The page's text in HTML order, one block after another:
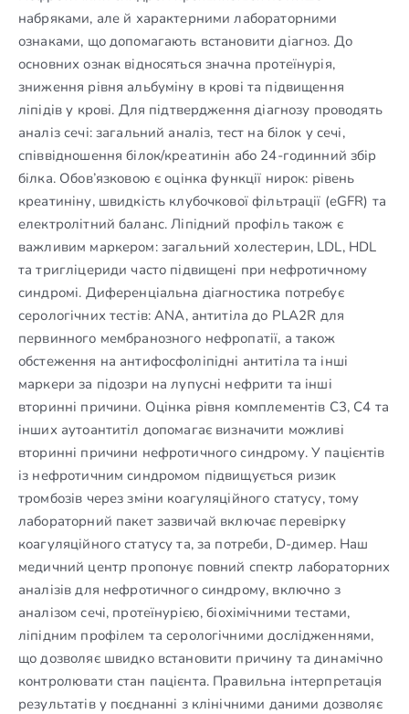
набряками, але й характерними лабораторними
ознаками, що допомагають встановити діагноз. До
основних ознак відносяться значна протеїнурія,
зниження рівня альбуміну в крові та підвищення
ліпідів у крові. Для підтвердження діагнозу проводять
аналіз сечі: загальний аналіз, тест на білок у сечі,
співвідношення білок/креатинін або 24-годинний збір
білка. Обов’язковою є оцінка функції нирок: рівень
креатиніну, швидкість клубочкової фільтрації (eGFR) та
електролітний баланс. Ліпідний профіль також є
важливим маркером: загальний холестерин, LDL, HDL
та тригліцериди часто підвищені при нефротичному
синдромі. Диференціальна діагностика потребує
серологічних тестів: ANA, антитіла до PLA2R для
первинного мембранозного нефропатії, а також
обстеження на антифосфоліпідні антитіла та інші
маркери за підозри на лупусні нефрити та інші
вторинні причини. Оцінка рівня комплементів C3, C4 та
інших аутоантитіл допомагає визначити можливі
вторинні причини нефротичного синдрому. У пацієнтів
із нефротичним синдромом підвищується ризик
тромбозів через зміни коагуляційного статусу, тому
лабораторний пакет зазвичай включає перевірку
коагуляційного статусу та, за потреби, D-димер. Наш
медичний центр пропонує повний спектр лабораторних
аналізів для нефротичного синдрому, включно з
аналізом сечі, протеїнурією, біохімічними тестами,
ліпідним профілем та серологічними дослідженнями,
що дозволяє швидко встановити причину та динамічно
контролювати стан пацієнта. Правильна інтерпретація
результатів у поєднанні з клінічними даними дозволяє